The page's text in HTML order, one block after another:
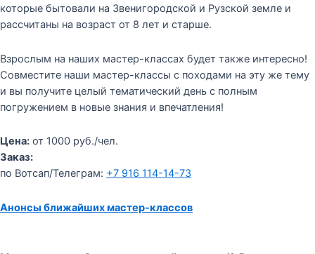
которые бытовали на Звенигородской и Рузской земле и
рассчитаны на возраст от 8 лет и старше.
Взрослым на наших мастер-классах будет также интересно!
Совместите наши мастер-классы с походами на эту же тему
и вы получите целый тематический день с полным
погружением в новые знания и впечатления!
Цена: от 1000 руб./чел.
Заказ:
по Вотсап/Телеграм: +7 916 114-14-73
Анонсы ближайших мастер-классов